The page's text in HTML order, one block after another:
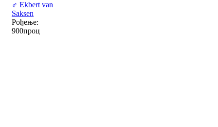
♂ Ekbert van
Saksen
Рођење:
900проц